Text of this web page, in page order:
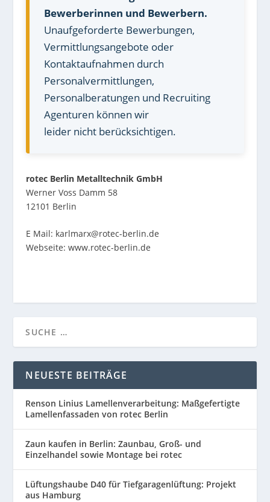
Bewerberinnen und Bewerbern.
Unaufgeforderte Bewerbungen,
Vermittlungsangebote oder
Kontaktaufnahmen durch
Personalvermittlungen,
Personalberatungen und Recruiting
Agenturen können wir
leider nicht berücksichtigen.
rotec Berlin Metalltechnik GmbH
Werner Voss Damm 58
12101 Berlin
E Mail: karlmarx@rotec-berlin.de
Webseite: www.rotec-berlin.de
NEUESTE BEITRÄGE
Renson Linius Lamellenverarbeitung: Maßgefertigte
Lamellenfassaden von rotec Berlin
Zaun kaufen in Berlin: Zaunbau, Groß- und
Einzelhandel sowie Montage bei rotec
Lüftungshaube D40 für Tiefgaragenlüftung: Projekt
aus Hamburg